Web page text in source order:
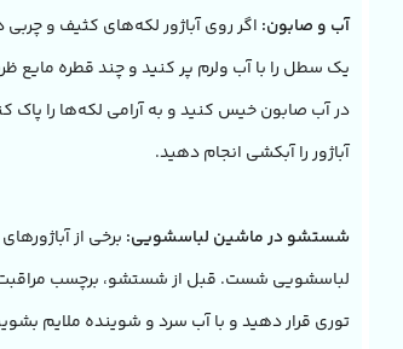
آب و صابون: اگر روی آباژور لکه‌های کثیف و چربی
یک سطل را با آب ولرم پر کنید و چند قطره مایع
در آب صابون خیس کنید و به آرامی لکه‌ها را
آباژور را آبکشی انجام دهید.
شستشو در ماشین لباسشویی: برخی از
لباسشویی شست. قبل از شستشو، برچسب مراقبت از
توری قرار دهید و با آب سرد و شوینده ملایم